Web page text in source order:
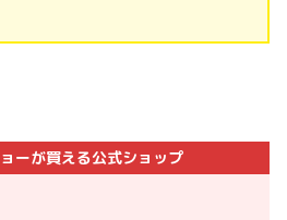
ーが買える公式ショップ